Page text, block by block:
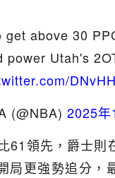
get above 30
power Utah's
(@NBA) 2025年
61領先，爵士則
局更強勢追分，